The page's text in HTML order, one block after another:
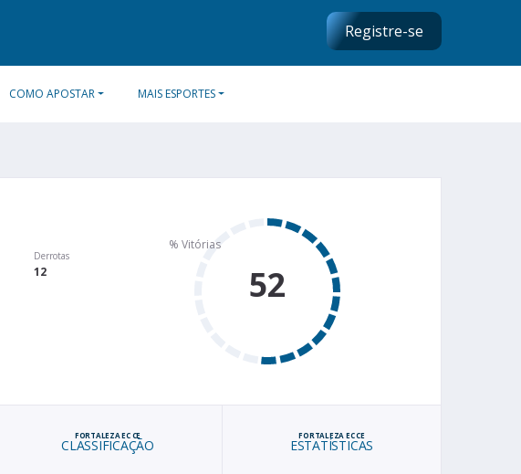
Registre-se
COMO APOSTAR MAIS ESPORTES
Derrotas
12 52
FORTALEZA EC CE
CLASSIFICAÇÃO
FORTALEZA EC CE
ESTATÍSTICAS